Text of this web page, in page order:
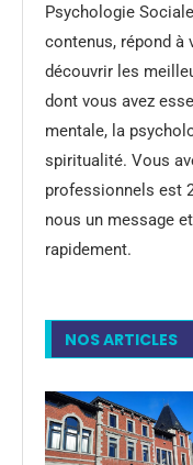
Psychologie
contenus, répond
découvrir les
dont vous avez
mentale, la
spiritualité. Vous
professionnels est
nous un message
rapidement.
NOS ARTICLES